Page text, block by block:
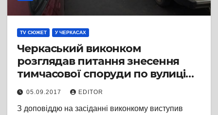
TV СЮЖЕТ У ЧЕРКАСАХ
Черкаський виконком
розглядав питання знесення
тимчасової споруди по вулиці
Гоголя, 254
05.09.2017 EDITOR
З доповіддю на засіданні виконкому виступив